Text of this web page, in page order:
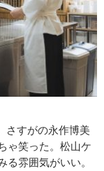
さすがの永作博美
ゃ笑った。松山ケ
雰囲気がいい。